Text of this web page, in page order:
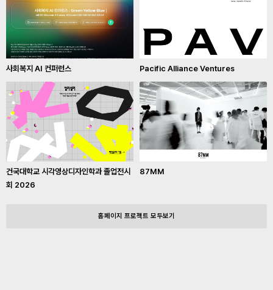
사회복지 AI 컨퍼런스 Pacific Alliance Ventures
건국대학교 시각영상디자인학과 졸업전시
회 2026
87MM
홈페이지 프로젝트 모두보기